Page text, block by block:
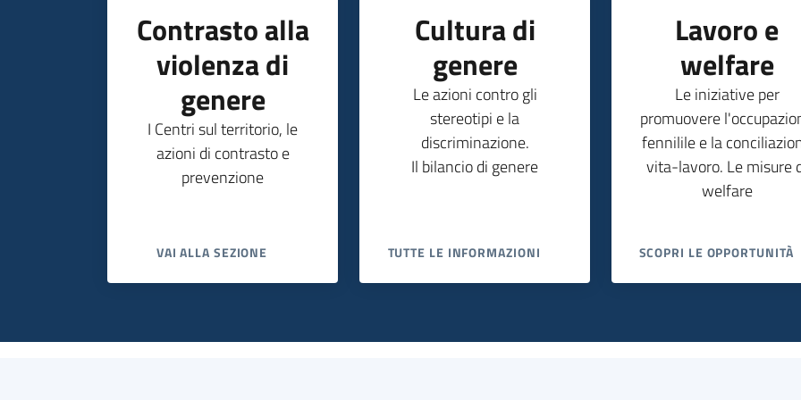
Contrasto alla
violenza di
genere
I Centri sul territorio, le
azioni di contrasto e
prevenzione
VAI ALLA SEZIONE
Cultura di
genere
Le azioni contro gli
stereotipi e la
discriminazione.
Il bilancio di genere
TUTTE LE INFORMAZIONI
Lavoro e
welfare
Le iniziative per
promuovere
fennilile e la
vita-lavoro. Le misure
welfare
SCOPRI LE OPPORTUNITÀ